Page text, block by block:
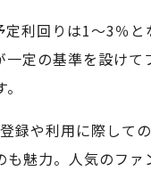
利回りは1～3％と
定の基準を設け
録や利用に際して
魅力。人気のファ